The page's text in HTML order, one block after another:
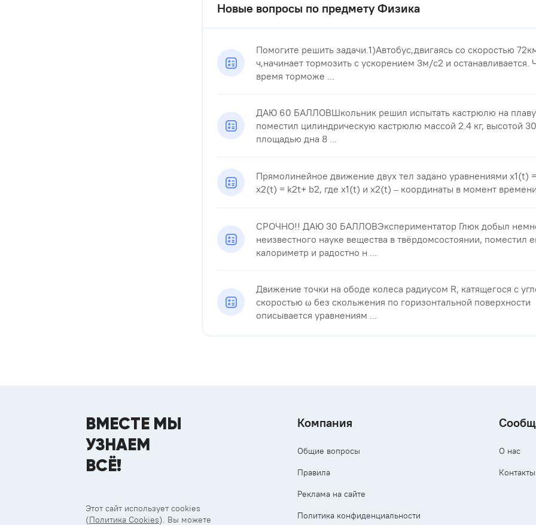
Новые вопросы по предмету Физика
Помогите решить задачи.1)Автобус,двигаясь со скоростью
ч,начинает тормозить с ускорением 3м/с2 и останавливается.
время торможе ...
ДАЮ 60 БАЛЛОВШкольник решил испытать кастрюлю на
поместил цилиндрическую кастрюлю массой 2.4 кг, высотой
площадью дна 8 ...
Прямолинейное движение двух тел задано уравнениями x1(t)
x2(t) = k2t+ b2, где x1(t) и x2(t) – координаты в момент
СРОЧНО!! ДАЮ 30 БАЛЛОВЭкспериментатор Глюк добыл
неизвестного науке вещества в твёрдомсостоянии, поместил
калориметр и радостно н ...
Движение точки на ободе колеса радиусом R, катящегося с
скоростью ω без скольжения по горизонтальной поверхности
описывается уравнениям ...
ВМЕСТЕ МЫ
УЗНАЕМ
ВСЁ!
Этот сайт использует cookies
(Политика Cookies). Вы можете
Компания
Общие вопросы
Правила
Реклама на сайте
Политика конфиденциальности
О нас
Контакты